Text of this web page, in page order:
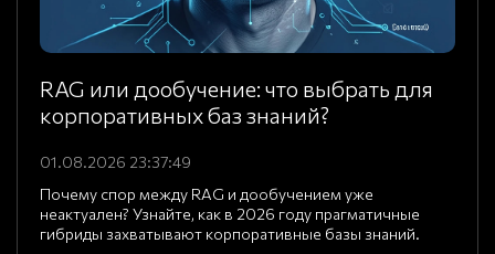
RAG или дообучение: что выбрать для
корпоративных баз знаний?
01.08.2026 23:37:49
Почему спор между RAG и дообучением уже
неактуален? Узнайте, как в 2026 году прагматичные
гибриды захватывают корпоративные базы знаний.